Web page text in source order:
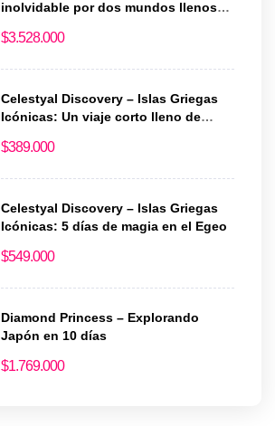
inolvidable por dos mundos llenos
$3.528.000
Celestyal Discovery – Islas Griegas
Icónicas: Un viaje corto lleno de
$389.000
Celestyal Discovery – Islas Griegas
Icónicas: 5 días de magia en el Egeo
$549.000
Diamond Princess – Explorando
Japón en 10 días
$1.769.000